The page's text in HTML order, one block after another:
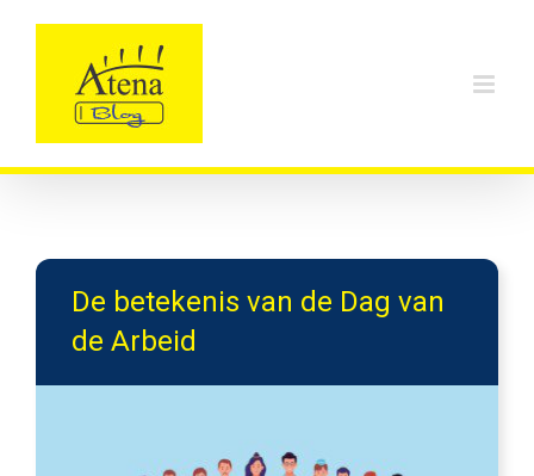
De betekenis van de Dag van
de Arbeid